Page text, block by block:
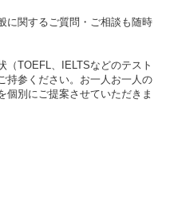
に関するご質問・ご相談も随時
（TOEFL、IELTSなどのテスト
持参ください。お一人お一人の
個別にご提案させていただきま